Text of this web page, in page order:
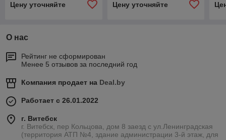
Цену уточняйте
Цену уточняйте
О нас
Рейтинг не сформирован
Менее 5 отзывов за последний год
Компания продает на Deal.by
Работает с 26.01.2022
г. Витебск
г. Витебск, пер Кольцова, дом 8 заезд с ул.Ленинградская
(территория АТП №4, здание администрации 3-й этаж, для